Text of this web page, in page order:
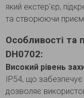
який екстер'єр,
та створюючи
Особливості та
DH0702:
Високий рівень
IP54, що забезпечує
дозволяє